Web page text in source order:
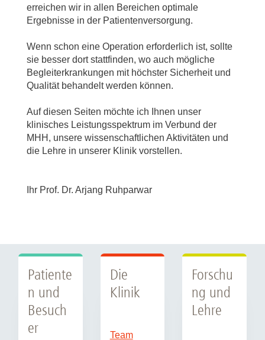
erreichen wir in allen Bereichen optimale
Ergebnisse in der Patientenversorgung.
Wenn schon eine Operation erforderlich ist, sollte
sie besser dort stattfinden, wo auch mögliche
Begleiterkrankungen mit höchster Sicherheit und
Qualität behandelt werden können.
Auf diesen Seiten möchte ich Ihnen unser
klinisches Leistungsspektrum im Verbund der
MHH, unsere wissenschaftlichen Aktivitäten und
die Lehre in unserer Klinik vorstellen.
Ihr Prof. Dr. Arjang Ruhparwar
Patiente
n und
Besuch
er
Die
Klinik
Team
Forschu
ng und
Lehre